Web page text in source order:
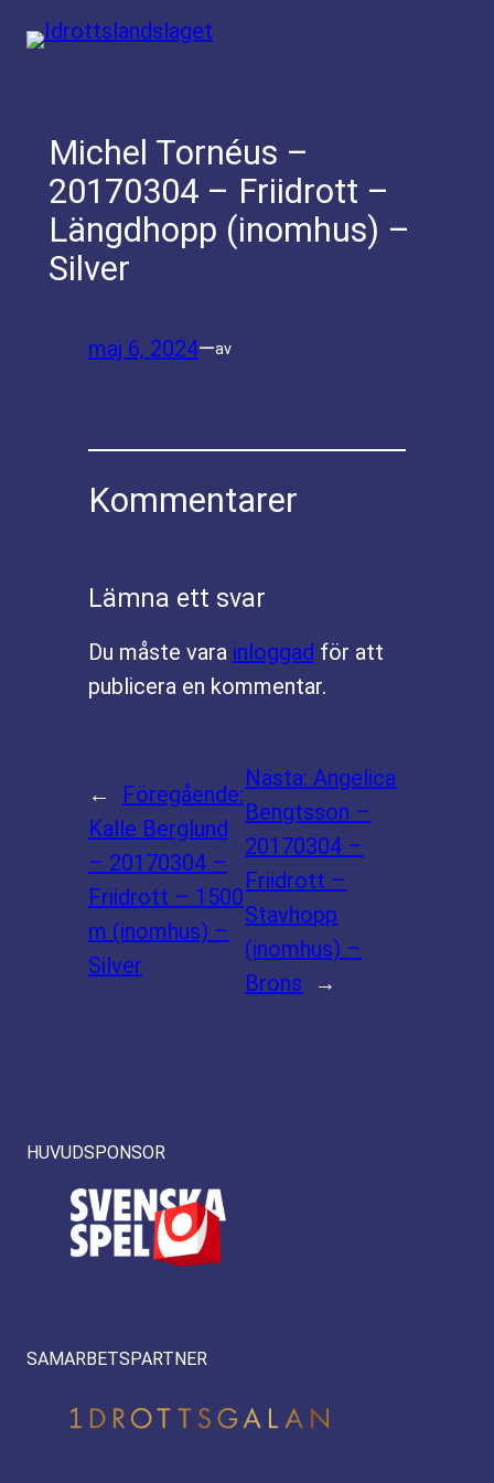
Hoppa
Michel Tornéus –
20170304 – Friidrott –
Längdhopp (inomhus) –
Silver
maj 6, 2024—av
Kommentarer
Lämna ett svar
Du måste vara inloggad för att
publicera en kommentar.
←
Föregående:
Kalle Berglund
– 20170304 –
Friidrott – 1500
m (inomhus) –
Silver
Nästa: Angelica
Bengtsson –
20170304 –
Friidrott –
Stavhopp
(inomhus) –
Brons
→
HUVUDSPONSOR
SAMARBETSPARTNER